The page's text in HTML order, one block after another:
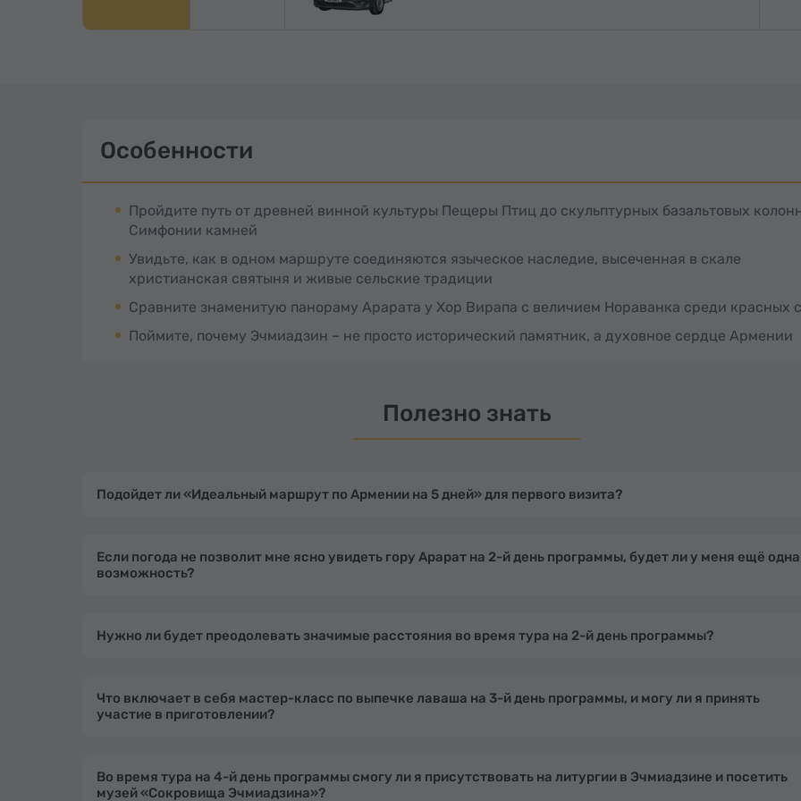
Особенности
Пройдите путь от древней винной культуры Пещеры Птиц до скульптурных базальтовых
Симфонии камней
Увидьте, как в одном маршруте соединяются языческое наследие, высеченная в скале
христианская святыня и живые сельские традиции
Сравните знаменитую панораму Арарата у Хор Вирапа с величием Нораванка среди красных
Поймите, почему Эчмиадзин – не просто исторический памятник, а духовное сердце Армении
Полезно знать
Подойдет ли «Идеальный маршрут по Армении на 5 дней» для первого визита?
Если погода не позволит мне ясно увидеть гору Арарат на 2-й день программы, будет ли у меня ещё одна
возможность?
Нужно ли будет преодолевать значимые расстояния во время тура на 2-й день программы?
Что включает в себя мастер-класс по выпечке лаваша на 3-й день программы, и могу ли я принять
участие в приготовлении?
Во время тура на 4-й день программы смогу ли я присутствовать на литургии в Эчмиадзине и посетить
музей «Сокровища Эчмиадзина»?